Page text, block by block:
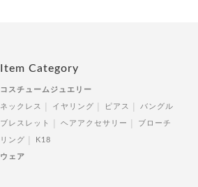
Item Category
コスチュームジュエリー
ネックレス イヤリング ピアス バングル
ブレスレット ヘアアクセサリー ブローチ
リング K18
ウェア